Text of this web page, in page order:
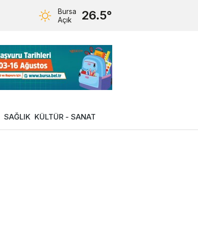
Bursa
Açık
26.5°
SAĞLIK KÜLTÜR - SANAT